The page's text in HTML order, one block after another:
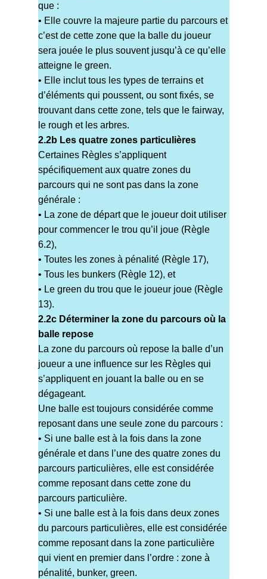
que :
• Elle couvre la majeure partie du parcours et
c’est de cette zone que la balle du joueur
sera jouée le plus souvent jusqu’à ce qu’elle
atteigne le green.
• Elle inclut tous les types de terrains et
d’éléments qui poussent, ou sont fixés, se
trouvant dans cette zone, tels que le fairway,
le rough et les arbres.
2.2b Les quatre zones particulières
Certaines Règles s’appliquent
spécifiquement aux quatre zones du
parcours qui ne sont pas dans la zone
générale :
• La zone de départ que le joueur doit utiliser
pour commencer le trou qu’il joue (Règle
6.2),
• Toutes les zones à pénalité (Règle 17),
• Tous les bunkers (Règle 12), et
• Le green du trou que le joueur joue (Règle
13).
2.2c Déterminer la zone du parcours où la
balle repose
La zone du parcours où repose la balle d’un
joueur a une influence sur les Règles qui
s’appliquent en jouant la balle ou en se
dégageant.
Une balle est toujours considérée comme
reposant dans une seule zone du parcours :
• Si une balle est à la fois dans la zone
générale et dans l’une des quatre zones du
parcours particulières, elle est considérée
comme reposant dans cette zone du
parcours particulière.
• Si une balle est à la fois dans deux zones
du parcours particulières, elle est considérée
comme reposant dans la zone particulière
qui vient en premier dans l’ordre : zone à
pénalité, bunker, green.